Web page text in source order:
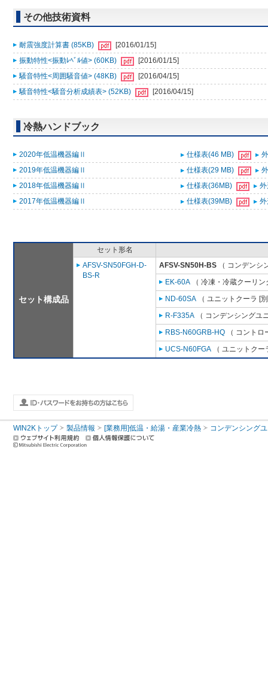
その他技術資料
耐震強度計算書 (85KB)
[2016/01/15]
振動特性<振動ﾚﾍﾞﾙ値> (60KB)
[2016/01/15]
騒音特性<周囲騒音値> (48KB)
[2016/04/15]
騒音特性<騒音分析成績表> (52KB)
[2016/04/15]
冷熱ハンドブック
2020年低温機器編Ⅱ 仕様表(46 MB)
2019年低温機器編Ⅱ
仕様表(29 MB)
2018年低温機器編Ⅱ
仕様表(36MB)
2017年低温機器編Ⅱ
仕様表(39MB)
セット構成品
セット形名
AFSV-SN50FGH-D-
BS-R
AFSV-SN50H-BS （ コンデンシ
EK-60A （ 冷凍・冷蔵クーリ
ND-60SA （ ユニットクーラ [
R-F335A （ コンデンシングユ
RBS-N60GRB-HQ （ コント
UCS-N60FGA （ ユニットク
WIN2Kトップ 製品情報 [業務用]低温・給湯・産業冷熱 コンデンシング